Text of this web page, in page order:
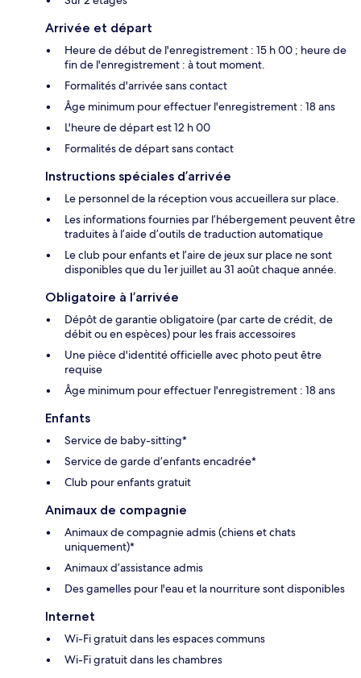
Arrivée et départ
Heure de début de l'enregistrement : 15 h 00 ; heure de
fin de l'enregistrement : à tout moment.
Formalités d'arrivée sans contact
Âge minimum pour effectuer l'enregistrement : 18 ans
L'heure de départ est 12 h 00
Formalités de départ sans contact
Instructions spéciales d’arrivée
Le personnel de la réception vous accueillera sur place.
Les informations fournies par l’hébergement peuvent être
traduites à l’aide d’outils de traduction automatique
Le club pour enfants et l’aire de jeux sur place ne sont
disponibles que du 1er juillet au 31 août chaque année.
Obligatoire à l’arrivée
Dépôt de garantie obligatoire (par carte de crédit, de
débit ou en espèces) pour les frais accessoires
Une pièce d'identité officielle avec photo peut être
requise
Âge minimum pour effectuer l'enregistrement : 18 ans
Enfants
Service de baby-sitting*
Service de garde d’enfants encadrée*
Club pour enfants gratuit
Animaux de compagnie
Animaux de compagnie admis (chiens et chats
uniquement)*
Animaux d’assistance admis
Des gamelles pour l'eau et la nourriture sont disponibles
Internet
Wi-Fi gratuit dans les espaces communs
Wi-Fi gratuit dans les chambres